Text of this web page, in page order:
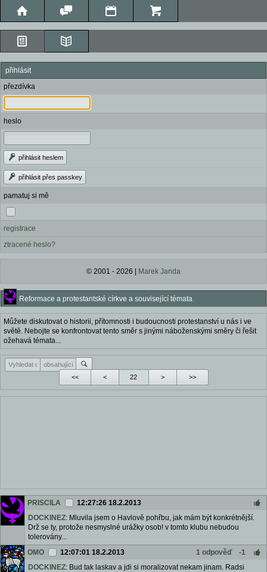
přihlásit
přezdívka
heslo
přihlásit heslem
přihlásit přes passkey
pamatuj si mě
registrace
ztracené heslo?
© 2001 - 2026 | Marek Janda
Reformace a protestantské církve a související témata
Můžete diskutovat o historii, přítomnosti i budoucnosti protestanství u nás i ve
světě. Nebojte se konfrontovat tento směr s jinými náboženskými směry či řešit
ožehavá témata...
<< < > >>
PRISCILA
12:27:26 18.2.2013
DOCKINEZ: Mluvila jsem o Havlově pohřbu, jak mám být konkrétnější.
Drž se ty, protože nesmyslné urážky osob! v tomto klubu nebudou
tolerovány...
OMO
12:07:01 18.2.2013 1 odpověď
-1
DOCKINEZ: Bud tak laskav a jdi si moralizovat nekam jinam. Radsi